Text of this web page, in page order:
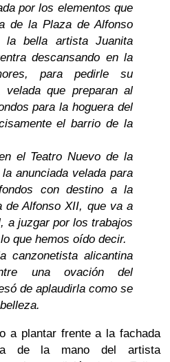
por los elementos que
de la Plaza de Alfonso
bella artista Juanita
descansando en la
para pedirle su
velada que preparan al
para la hoguera del
el barrio de la
el Teatro Nuevo de la
anunciada velada para
con destino a la
de Alfonso XII, que va a
a juzgar por los trabajos
que hemos oído decir.
canzonetista alicantina
una ovación del
de aplaudirla como se
a plantar frente a la fachada
de la mano del artista